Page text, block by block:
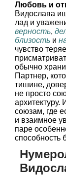
Любовь и
Видослава
лад и
верность,
близость и
чувство
обычно
Партнер,
тишине,
не просто
архитектуру.
союзам, где
и взаимное
паре
способность